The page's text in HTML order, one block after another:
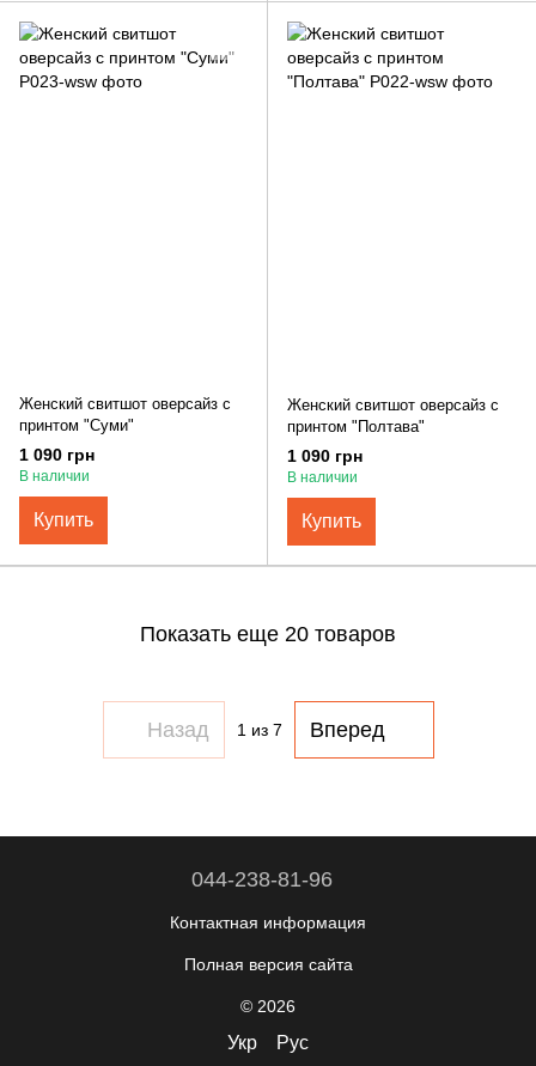
Женский свитшот оверсайз с
принтом "Суми"
1 090 грн
В наличии
Купить
Женский свитшот оверсайз с
принтом "Полтава"
1 090 грн
В наличии
Купить
Показать еще 20 товаров
Назад 1из 7 Вперед
044-238-81-96
Контактная информация
Полная версия сайта
© 2026
Укр Рус